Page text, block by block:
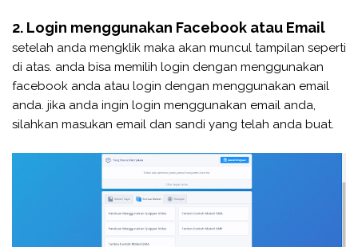
2. Login menggunakan Facebook atau Email
setelah anda mengklik maka akan muncul tampilan seperti
di atas. anda bisa memilih login dengan menggunakan
facebook anda atau login dengan menggunakan email
anda. jika anda ingin login menggunakan email anda,
silahkan masukan email dan sandi yang telah anda buat.